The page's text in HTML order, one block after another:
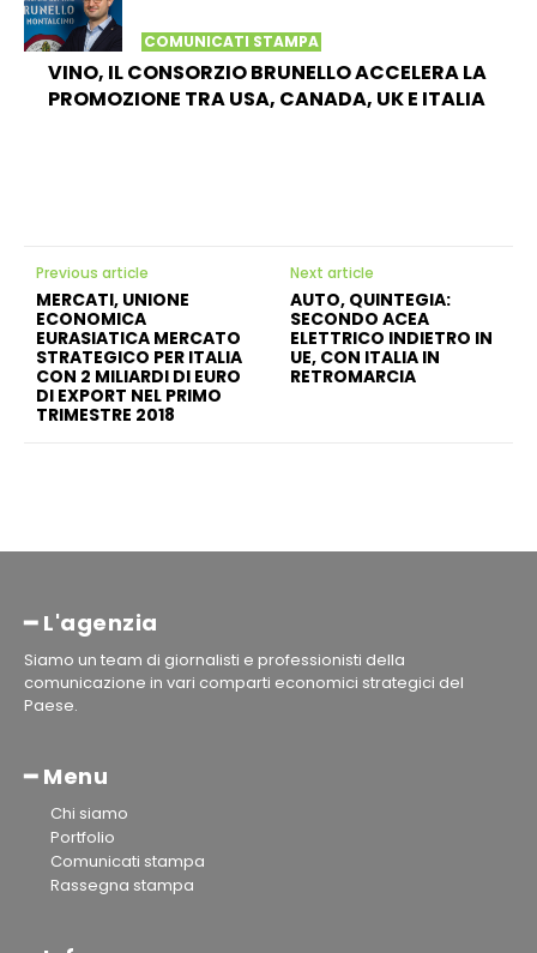
COMUNICATI STAMPA
VINO, IL CONSORZIO BRUNELLO ACCELERA LA
PROMOZIONE TRA USA, CANADA, UK E ITALIA
Previous article
MERCATI, UNIONE
ECONOMICA
EURASIATICA MERCATO
STRATEGICO PER ITALIA
CON 2 MILIARDI DI EURO
DI EXPORT NEL PRIMO
TRIMESTRE 2018
Next article
AUTO, QUINTEGIA:
SECONDO ACEA
ELETTRICO INDIETRO IN
UE, CON ITALIA IN
RETROMARCIA
━ L'agenzia
Siamo un team di giornalisti e professionisti della
comunicazione in vari comparti economici strategici del
Paese.
━ Menu
Chi siamo
Portfolio
Comunicati stampa
Rassegna stampa